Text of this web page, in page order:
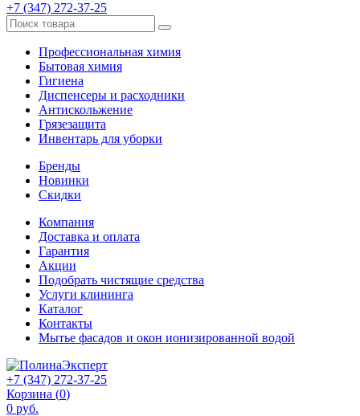
+7 (347) 272-37-25
Профессиональная химия
Бытовая химия
Гигиена
Диспенсеры и расходники
Антискольжение
Грязезащита
Инвентарь для уборки
Бренды
Новинки
Скидки
Компания
Доставка и оплата
Гарантия
Акции
Подобрать чистящие средства
Услуги клининга
Каталог
Контакты
Мытье фасадов и окон ионизированной водой
+7 (347) 272-37-25
Корзина (0)
0 руб.